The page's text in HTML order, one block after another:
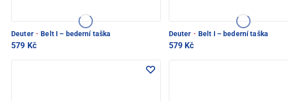
Deuter · Belt I – bederní taška
579 Kč
Deuter · Belt I – bederní taška
579 Kč